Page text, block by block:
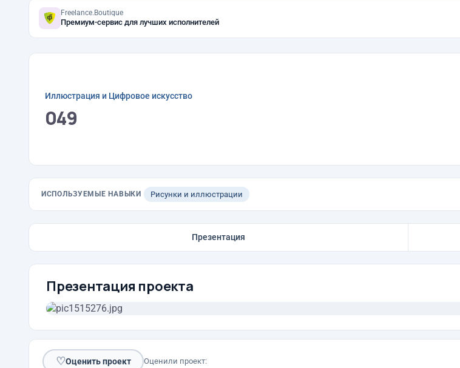
Freelance.Boutique
Премиум-сервис для лучших исполнителей
Иллюстрация и Цифровое искусство
049
ИСПОЛЬЗУЕМЫЕ НАВЫКИ Рисунки и иллюстрации
Презентация
Презентация проекта
♡Оценить проект Оценили проект: